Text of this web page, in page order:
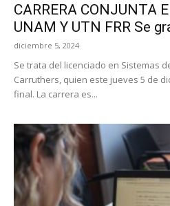
CARRERA CONJUNTA
UNAM Y UTN FRR Se
diciembre 5, 2024
Se trata del licenciado en Sistemas
Carruthers, quien este jueves 5 de
final. La carrera es...